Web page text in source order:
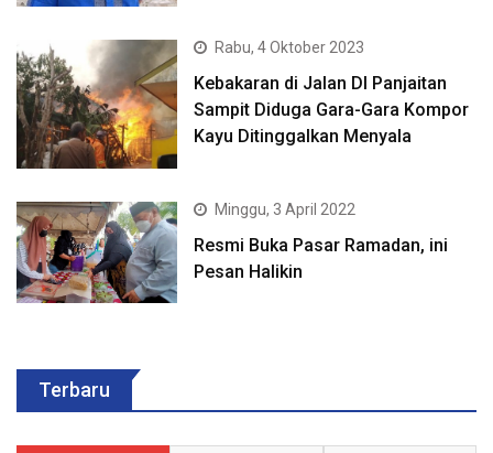
Rabu, 4 Oktober 2023
Kebakaran di Jalan DI Panjaitan
Sampit Diduga Gara-Gara Kompor
Kayu Ditinggalkan Menyala
Minggu, 3 April 2022
Resmi Buka Pasar Ramadan, ini
Pesan Halikin
Terbaru